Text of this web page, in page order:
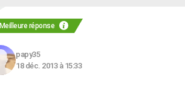
Meilleure réponse
papy35
18 déc. 2013 à 15:33